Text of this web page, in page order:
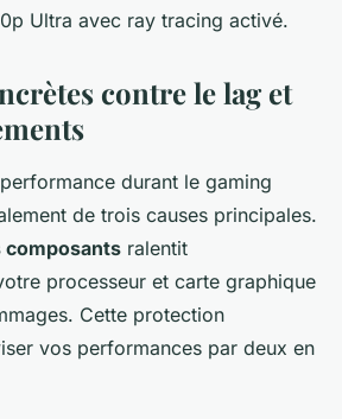
Ultra avec ray tracing activé.
contre le lag et
durant le gaming
de trois causes principales.
composants ralentit
processeur et carte graphique
Cette protection
vos performances par deux en